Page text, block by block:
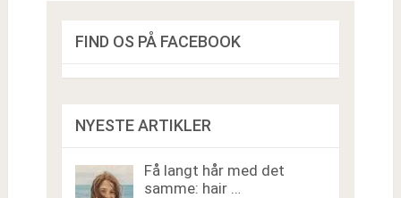
FIND OS PÅ FACEBOOK
NYESTE ARTIKLER
Få langt hår med det
samme: hair …